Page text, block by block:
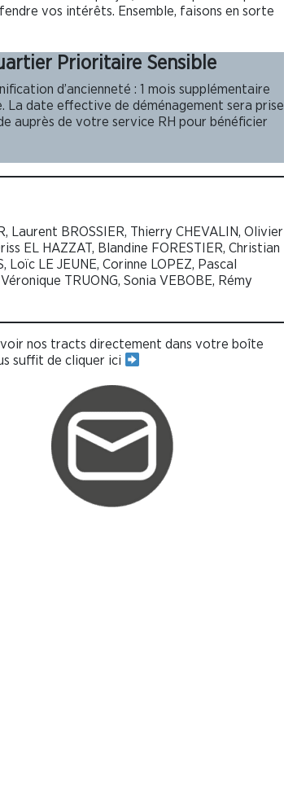
vos intérêts. Ensemble, faisons en sorte
Prioritaire Sensible
d’ancienneté : 1 mois supplémentaire
La date effective de déménagement sera prise
auprès de votre service RH pour bénéficier
Laurent BROSSIER, Thierry CHEVALIN, Olivier
EL HAZZAT, Blandine FORESTIER, Christian
Loïc LE JEUNE, Corinne LOPEZ, Pascal
TRUONG, Sonia VEBOBE, Rémy
nos tracts directement dans votre boîte
suffit de cliquer ici